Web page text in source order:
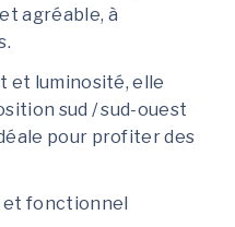
agréable, à
et luminosité, elle
sud / sud-ouest
pour profiter des
et fonctionnel